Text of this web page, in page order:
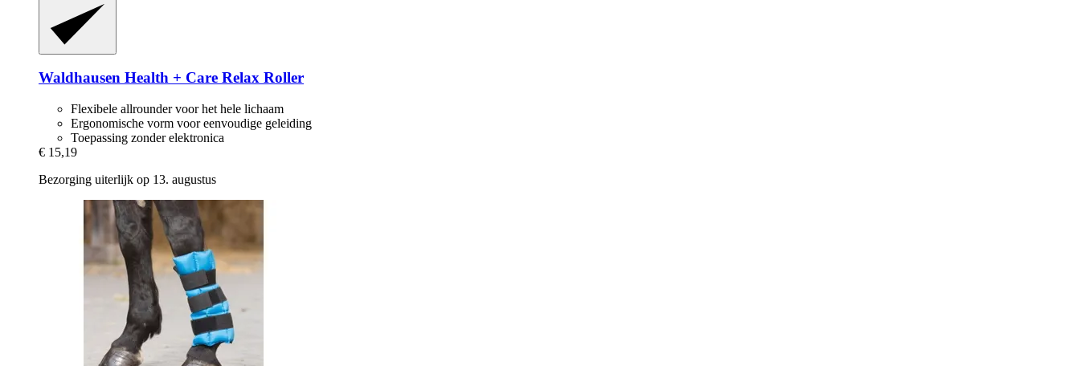
Waldhausen Health + Care Relax Roller
Flexibele allrounder voor het hele lichaam
Ergonomische vorm voor eenvoudige geleiding
Toepassing zonder elektronica
€ 15,19
Bezorging uiterlijk op 13. augustus